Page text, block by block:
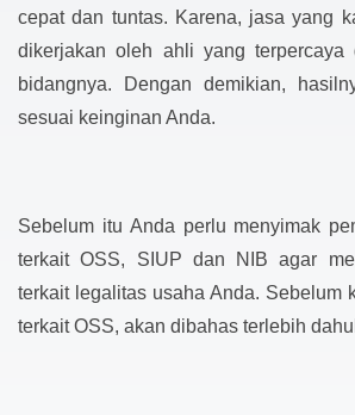
cepat dan tuntas. Karena, jasa yang
dikerjakan oleh ahli yang terpercaya
bidangnya. Dengan demikian,
sesuai keinginan Anda.
Sebelum itu Anda perlu menyimak
terkait OSS, SIUP dan NIB agar
terkait legalitas usaha Anda. Sebelum
terkait OSS, akan dibahas terlebih